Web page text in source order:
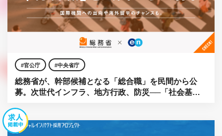
官公庁 中央省庁
総務省が、幹部候補となる「総合職」を民間から公
募。次世代インフラ、地方行政、防災──「社会基